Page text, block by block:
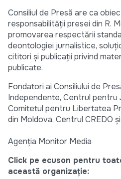
Consiliul de Presă are ca
responsabilităţii presei din R.
promovarea respectării
deontologiei jurnalistice,
cititori şi publicaţii privind
publicate.
Fondatori ai Consiliului de
Independente, Centrul pentru
Comitetul pentru Libertatea
din Moldova, Centrul CREDO
Agenţia Monitor Media
Click pe ecuson pentru
această organizație: